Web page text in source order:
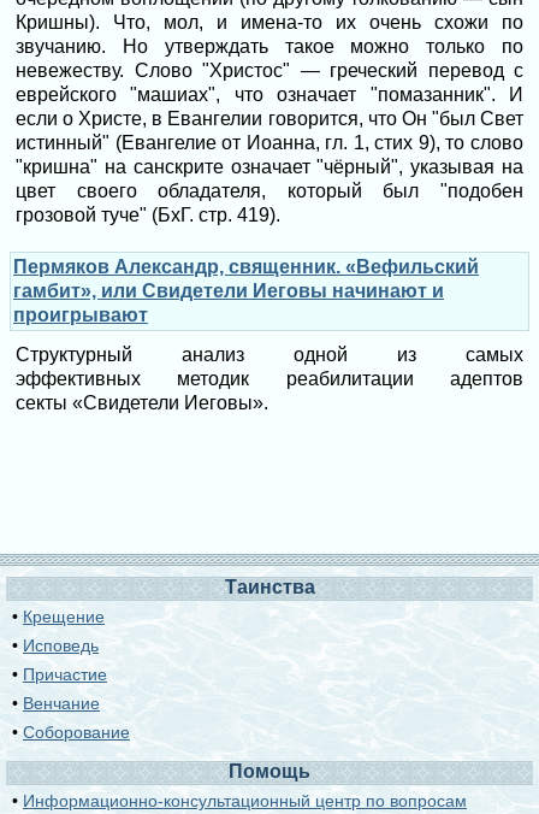
Кришны). Что, мол, и имена-то их очень схожи по
звучанию. Но утверждать такое можно только по
невежеству. Слово "Христос" — греческий перевод с
еврейского "машиах", что означает "помазанник". И
если о Христе, в Евангелии говорится, что Он "был Свет
истинный" (Евангелие от Иоанна, гл. 1, стих 9), то слово
"кришна" на санскрите означает "чёрный", указывая на
цвет своего обладателя, который был "подобен
грозовой туче" (БхГ. стр. 419).
Пермяков Александр, священник. «Вефильский
гамбит», или Свидетели Иеговы начинают и
проигрывают
Структурный анализ одной из самых
эффективных методик реабилитации адептов
секты «Свидетели Иеговы».
Таинства
• Крещение
• Исповедь
• Причастие
• Венчание
•Соборование
Помощь
• Информационно-консультационный центр по вопросам